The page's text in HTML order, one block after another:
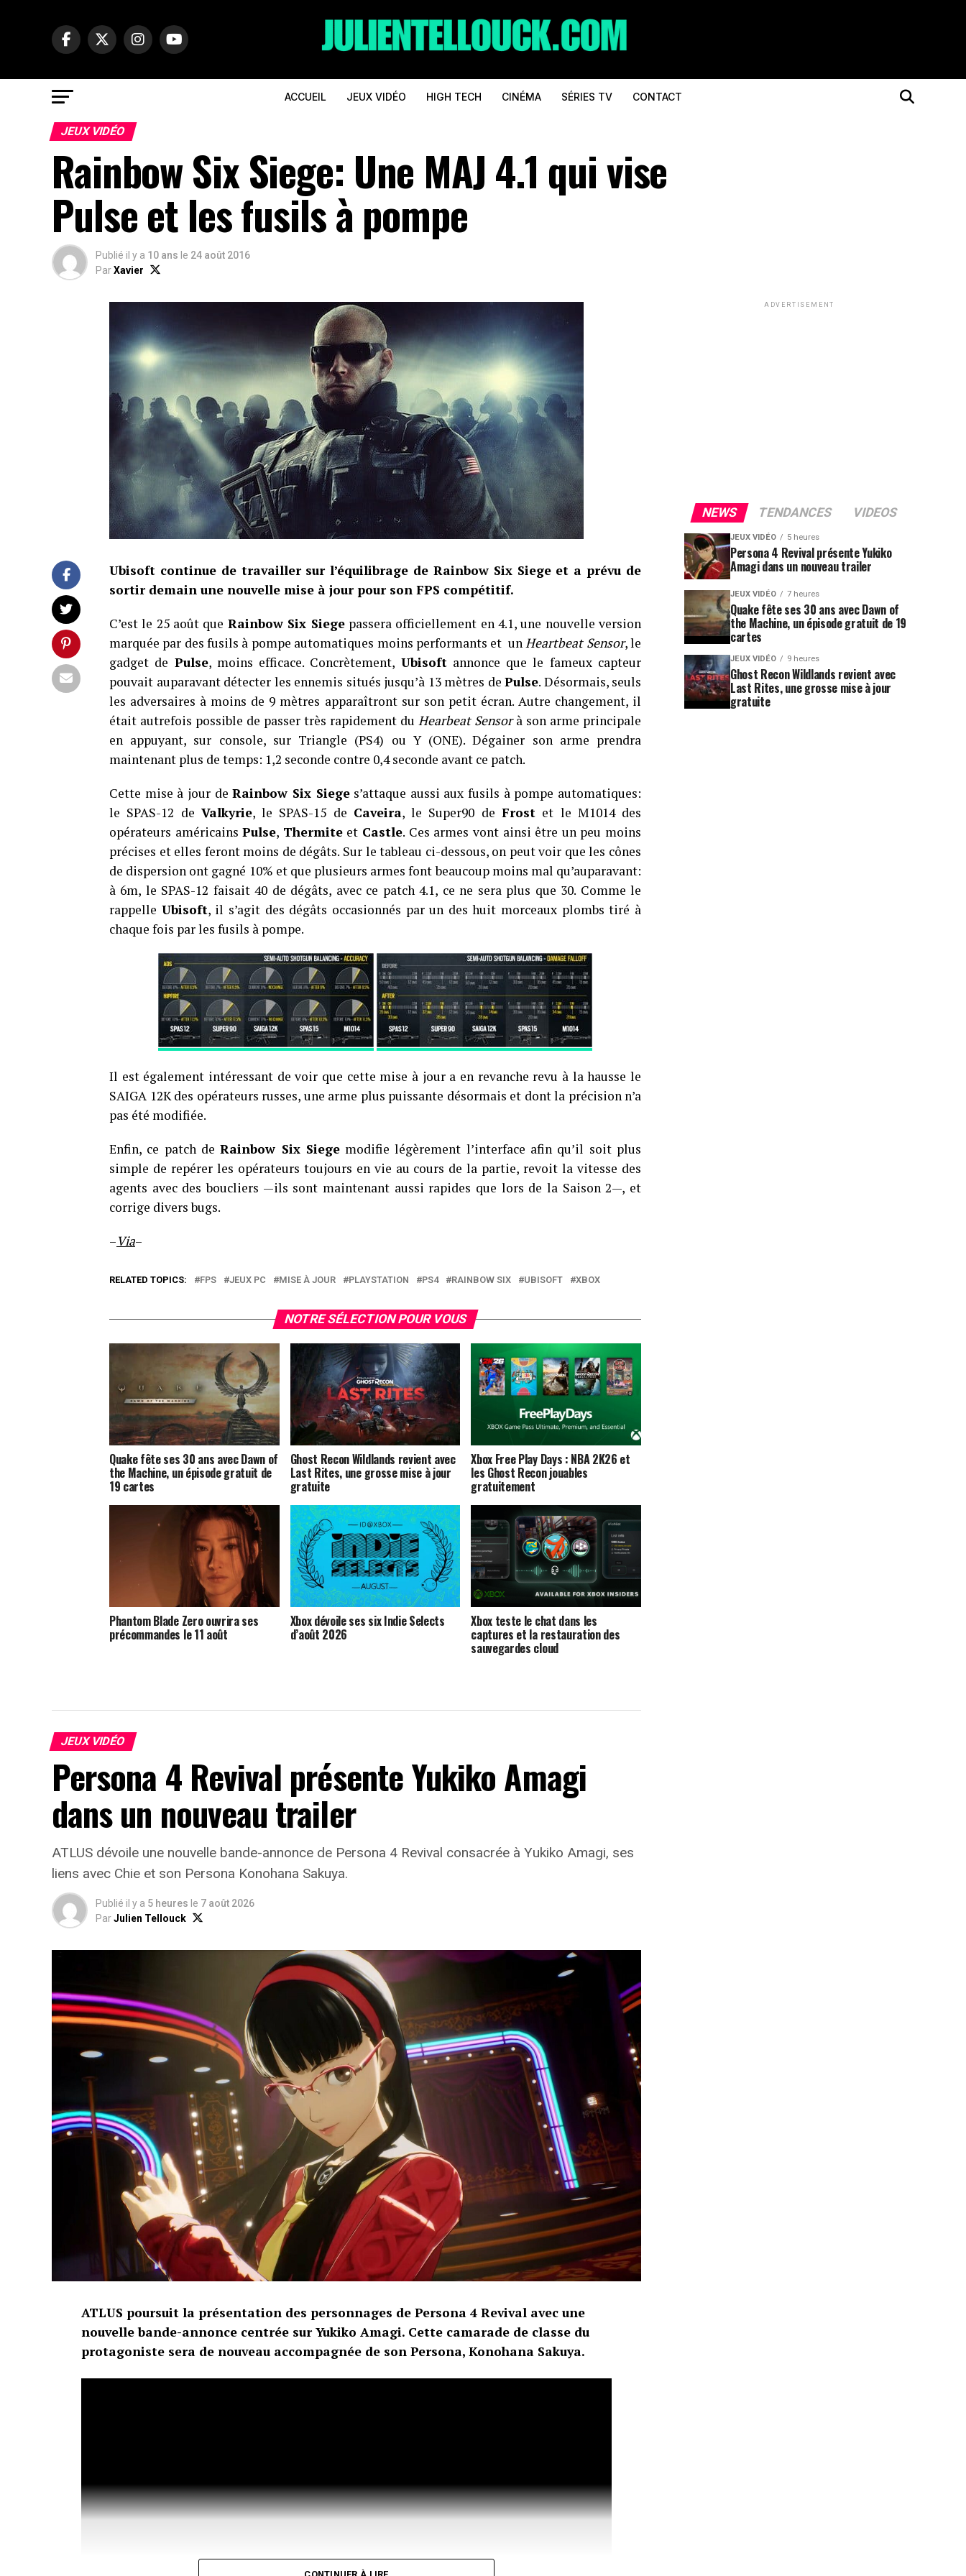
ACCUEIL JEUX VIDÉO HIGH TECH CINÉMA SÉRIES TV CONTACT
JEUX VIDÉO
Rainbow Six Siege: Une MAJ 4.1 qui vise
Pulse et les fusils à pompe
Publié il y a 10 ans le 24 août 2016
ParXavier
Ubisoft continue de travailler sur l’équilibrage de Rainbow Six Siege et a prévu de
sortir demain une nouvelle mise à jour pour son FPS compétitif.
C’est le 25 août que Rainbow Six Siegepassera officiellement en 4.1, une nouvelle version
marquée par des fusils à pompe automatiques moins performants et unHeartbeat Sensor, le
gadget de Pulse, moins efficace. Concrètement, Ubisoftannonce que le fameux capteur
pouvait auparavant détecter les ennemis situés jusqu’à 13 mètres de Pulse. Désormais, seuls
les adversaires à moins de 9 mètres apparaîtront sur son petit écran. Autre changement, il
était autrefois possible de passer très rapidement du Hearbeat Sensorà son arme principale
en appuyant, sur console, sur Triangle (PS4) ou Y (ONE). Dégainer son arme prendra
maintenant plus de temps: 1,2 seconde contre 0,4 seconde avant ce patch.
Cette mise à jour deRainbow Six Sieges’attaque aussi aux fusils à pompe automatiques:
le SPAS-12 de Valkyrie, le SPAS-15 de Caveira, le Super90 de Frostet le M1014 des
opérateurs américainsPulse, Thermiteet Castle. Ces armes vont ainsi être un peu moins
précises et elles feront moins de dégâts. Sur le tableau ci-dessous, on peut voir que les cônes
de dispersion ont gagné 10% et que plusieurs armes font beaucoup moins mal qu’auparavant:
à 6m, le SPAS-12 faisait 40 de dégâts, avec ce patch 4.1, ce ne sera plus que 30. Comme le
rappelle Ubisoft, il s’agit des dégâts occasionnés par un des huit morceaux plombs tiré à
chaque fois par les fusils à pompe.
Il est également intéressant de voir que cette mise à jour a en revanche revu à la hausse le
SAIGA 12K des opérateurs russes, une arme plus puissante désormais et dont la précision n’a
pas été modifiée.
Enfin, ce patch deRainbow Six Siegemodifie légèrement l’interface afin qu’il soit plus
simple de repérer les opérateurs toujours en vie au cours de la partie, revoit la vitesse des
agents avec des boucliers —ils sont maintenant aussi rapides que lors de la Saison 2—, et
corrige divers bugs.
–Via–
RELATED TOPICS: FPS JEUX PC MISE À JOUR PLAYSTATION PS4 RAINBOW SIX UBISOFT XBOX
NOTRE SÉLECTION POUR VOUS
Quake fête ses 30 ans avec Dawn of
the Machine, un épisode gratuit de
19 cartes
Ghost Recon Wildlands revient avec
Last Rites, une grosse mise à jour
gratuite
Xbox Free Play Days : NBA 2K26 et
les Ghost Recon jouables
gratuitement
Phantom Blade Zero ouvrira ses
précommandes le 11 août
Xbox dévoile ses six Indie Selects
d’août 2026
Xbox teste le chat dans les
captures et la restauration des
sauvegardes cloud
JEUX VIDÉO
Persona 4 Revival présente Yukiko Amagi
dans un nouveau trailer
ATLUS dévoile une nouvelle bande-annonce de Persona 4 Revival consacrée à Yukiko Amagi, ses
liens avec Chie et son Persona Konohana Sakuya.
Publié il y a 5 heures le 7 août 2026
ParJulien Tellouck
ATLUS poursuit la présentation des personnages de Persona 4 Revival avec une
nouvelle bande-annonce centrée sur Yukiko Amagi. Cette camarade de classe du
protagoniste sera de nouveau accompagnée de son Persona, Konohana Sakuya.
ADVERTISEMENT
NEWS TENDANCES VIDEOS
JEUX VIDÉO 5 heures
Persona 4 Revival présente Yukiko
Amagi dans un nouveau trailer
JEUX VIDÉO 7 heures
Quake fête ses 30 ans avec Dawn of
the Machine, un épisode gratuit de 19
cartes
JEUX VIDÉO 9 heures
Ghost Recon Wildlands revient avec
Last Rites, une grosse mise à jour
gratuite